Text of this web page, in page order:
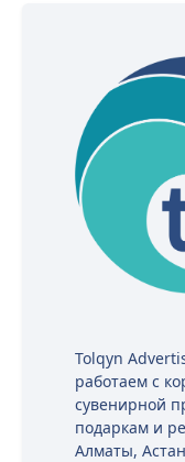
Tolqyn
работаем с
сувенирной
подаркам и
Алматы,